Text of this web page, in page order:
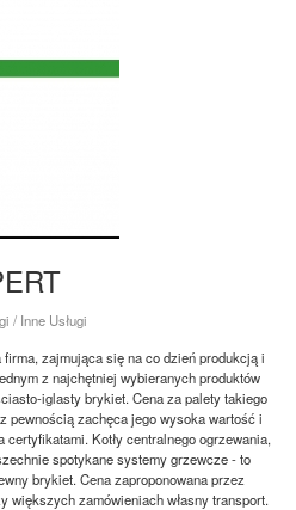
/ Inne Usługi
zajmująca się na co dzień produkcją i
z najchętniej wybieranych produktów
iglasty brykiet. Cena za palety takiego
pewnością zachęca jego wysoka wartość i
Kotły centralnego ogrzewania,
spotykane systemy grzewcze - to
brykiet. Cena zaproponowana przez
większych zamówieniach własny transport.